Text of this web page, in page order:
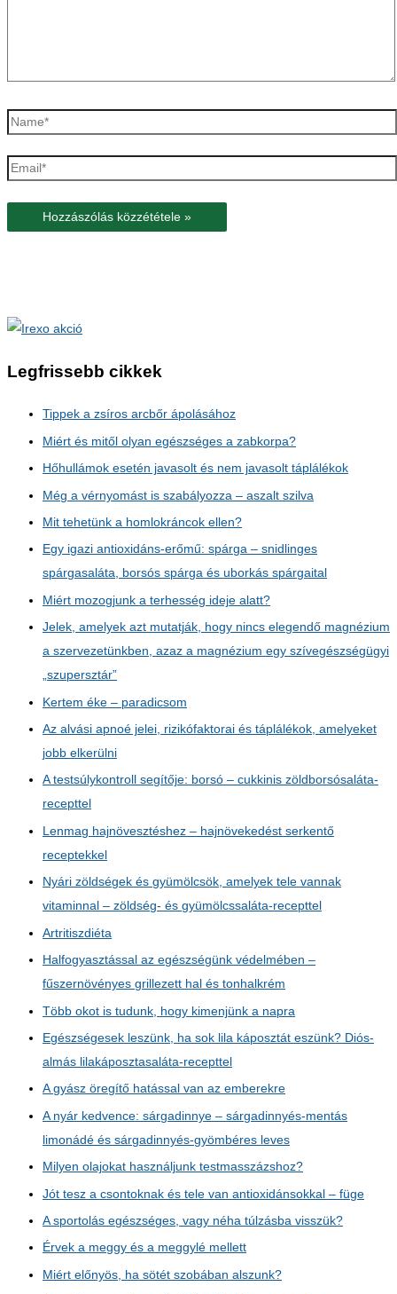
Name*
Email*
Legfrissebb cikkek
Tippek a zsíros arcbőr ápolásához
Miért és mitől olyan egészséges a zabkorpa?
Hőhullámok esetén javasolt és nem javasolt táplálékok
Még a vérnyomást is szabályozza – aszalt szilva
Mit tehetünk a homlokráncok ellen?
Egy igazi antioxidáns-erőmű: spárga – snidlinges
spárgasaláta, borsós spárga és uborkás spárgaital
Miért mozogjunk a terhesség ideje alatt?
Jelek, amelyek azt mutatják, hogy nincs elegendő magnézium
a szervezetünkben, azaz a magnézium egy szívegészségügyi
„szupersztár”
Kertem éke – paradicsom
Az alvási apnoé jelei, rizikófaktorai és táplálékok, amelyeket
jobb elkerülni
A testsúlykontroll segítője: borsó – cukkinis zöldborsósaláta-
recepttel
Lenmag hajnövesztéshez – hajnövekedést serkentő
receptekkel
Nyári zöldségek és gyümölcsök, amelyek tele vannak
vitaminnal – zöldség- és gyümölcssaláta-recepttel
Artritiszdiéta
Halfogyasztással az egészségünk védelmében –
fűszernövényes grillezett hal és tonhalkrém
Több okot is tudunk, hogy kimenjünk a napra
Egészségesek leszünk, ha sok lila káposztát eszünk? Diós-
almás lilakáposztasaláta-recepttel
A gyász öregítő hatással van az emberekre
A nyár kedvence: sárgadinnye – sárgadinnyés-mentás
limonádé és sárgadinnyés-gyömbéres leves
Milyen olajokat használjunk testmasszázshoz?
Jót tesz a csontoknak és tele van antioxidánsokkal – füge
A sportolás egészséges, vagy néha túlzásba visszük?
Érvek a meggy és a meggylé mellett
Miért előnyös, ha sötét szobában alszunk?